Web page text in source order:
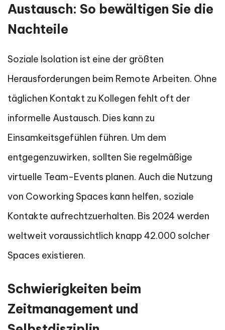
Austausch: So bewältigen Sie die
Nachteile
Soziale Isolation ist eine der größten
Herausforderungen beim Remote Arbeiten. Ohne
täglichen Kontakt zu Kollegen fehlt oft der
informelle Austausch. Dies kann zu
Einsamkeitsgefühlen führen. Um dem
entgegenzuwirken, sollten Sie regelmäßige
virtuelle Team-Events planen. Auch die Nutzung
von Coworking Spaces kann helfen, soziale
Kontakte aufrechtzuerhalten. Bis 2024 werden
weltweit voraussichtlich knapp 42.000 solcher
Spaces existieren.
Schwierigkeiten beim
Zeitmanagement und